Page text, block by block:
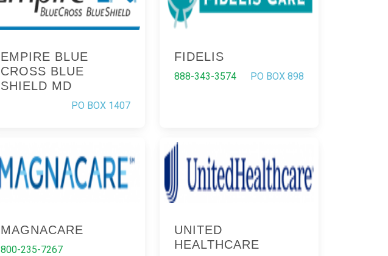
EMPIRE BLUE
CROSS BLUE
SHIELD MD
PO BOX 1407
FIDELIS
888-343-3574 PO BOX 898
MAGNACARE
800-235-7267
UNITED
HEALTHCARE